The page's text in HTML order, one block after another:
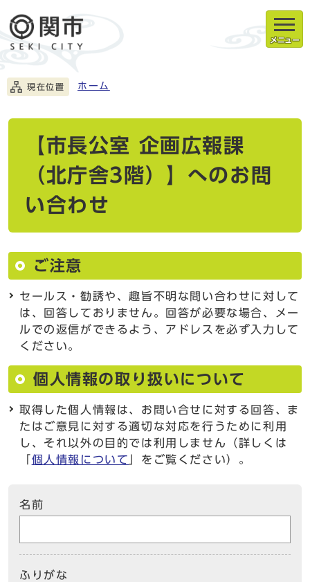
メニュー
現在位置 ホーム
【市長公室 企画広報課
（北庁舎3階）】へのお問
い合わせ
ご注意
セールス・勧誘や、趣旨不明な問い合わせに対して
は、回答しておりません。回答が必要な場合、メー
ルでの返信ができるよう、アドレスを必ず入力して
ください。
個人情報の取り扱いについて
取得した個人情報は、お問い合せに対する回答、ま
たはご意見に対する適切な対応を行うために利用
し、それ以外の目的では利用しません（詳しくは
「個人情報について 」をご覧ください）。
名前
ふりがな